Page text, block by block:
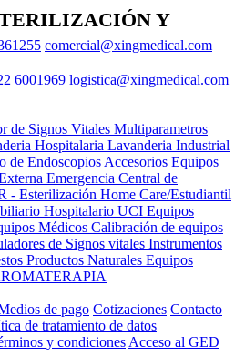
Y
comercial@xingmedical.com
6001969 logistica@xingmedical.com
de Signos Vitales Multiparametros
Hospitalaria Lavanderia Industrial
de Endoscopios Accesorios Equipos
Emergencia Central de
- Esterilización Home Care/Estudiantil
Hospitalario UCI Equipos
Médicos Calibración de equipos
de Signos vitales Instrumentos
Productos Naturales Equipos
de pago Cotizaciones Contacto
de tratamiento de datos
y condiciones Acceso al GED